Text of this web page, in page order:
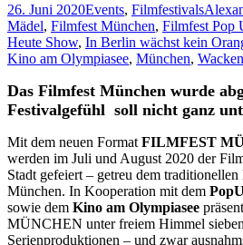
26. Juni 2020Events, Filmfestivals
Mädel, Filmfest München, Filmfest Pop
Heute Show, In Berlin wächst kein
Kino am Olympiasee, München, Wacken
Das Filmfest München wurde
Festivalgefühl soll nicht ganz
Mit dem neuen Format FILMFEST
werden im Juli und August 2020 der
Stadt gefeiert – getreu dem
München. In Kooperation mit dem
sowie dem Kino am Olympiasee
MÜNCHEN unter freiem Himmel
Serienproduktionen – und zwar